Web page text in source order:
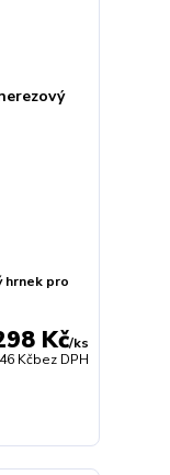
hrnek pro
Kč/ks
Kčbez DPH